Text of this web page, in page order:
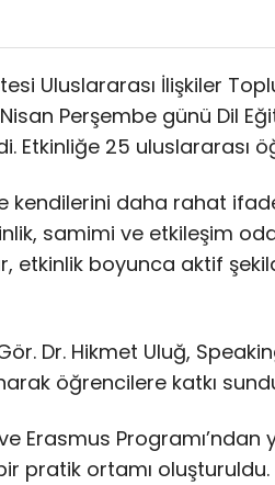
Uluslararası İlişkiler
Perşembe günü Dil
Etkinliğe 25 uluslararası
kendilerini daha rahat
samimi ve etkileşim
etkinlik boyunca aktif
Dr. Hikmet Uluğ,
öğrencilere katkı
Erasmus
pratik ortamı oluşturuldu.